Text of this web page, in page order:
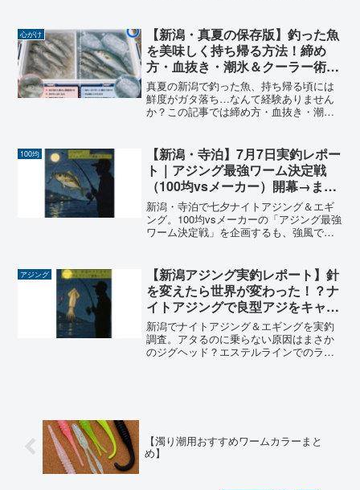
心がけ
【新潟・真夏の保存版】釣った魚
を美味しく持ち帰る方法！締め
方・血抜き・潮氷＆クーラー術完
全ガイド🐟【2026年版】
真夏の新潟で釣った魚、持ち帰る頃には
鮮度がガタ落ち…なんて経験ありません
か？この記事では締め方・血抜き・潮氷
コツを陸っぱり目線でやさしく徹底解説
します。
100均
【新潟・寺泊】7月7日実釣レポー
ト｜アジング最強ワーム決定戦
（100均vsメーカー）開幕→まさ
かの集魚灯水没😭
新潟・寺泊で七夕ナイトアジング＆エギ
ング。100均vsメーカーの「アジング最強
ワーム決定戦」を企画するも、強風で集
訓をまとめました。
アジング
【新潟アジング実釣レポート】針
を変えたら世界が変わった！？ナ
イトアジングで良型アジをキャッ
チ！
新潟でナイトアジング＆エギングを実釣
調査。アタるのに乗らない原因はまさか
のジグヘッド？エステルラインでのライ
【濁り潮用おすすめワームカラーまと
め】